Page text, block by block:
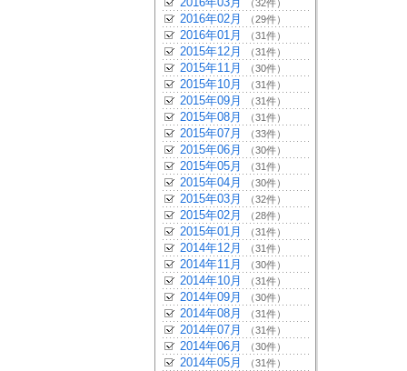
（32件）
2016年02月 （29件）
2016年01月 （31件）
2015年12月 （31件）
2015年11月 （30件）
2015年10月 （31件）
2015年09月 （31件）
2015年08月 （31件）
2015年07月 （33件）
2015年06月 （30件）
2015年05月 （31件）
2015年04月 （30件）
2015年03月 （32件）
2015年02月 （28件）
2015年01月 （31件）
2014年12月 （31件）
2014年11月 （30件）
2014年10月 （31件）
2014年09月 （30件）
2014年08月 （31件）
2014年07月 （31件）
2014年06月 （30件）
2014年05月 （31件）